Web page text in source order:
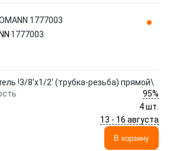
1777003
1777003
!3/8'x1/2' (трубка-резьба) прямой\
95%
4 шт.
13 - 16 августа
В корзину